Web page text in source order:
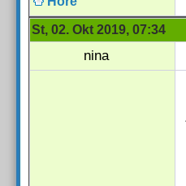
St, 02. Okt 2019, 07:34
nina